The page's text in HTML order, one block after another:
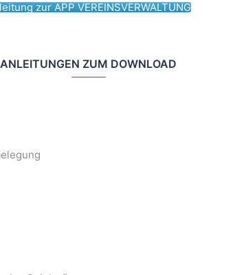
zur APP VEREINSVERWALTUNG
ANLEITUNGEN ZUM DOWNLOAD